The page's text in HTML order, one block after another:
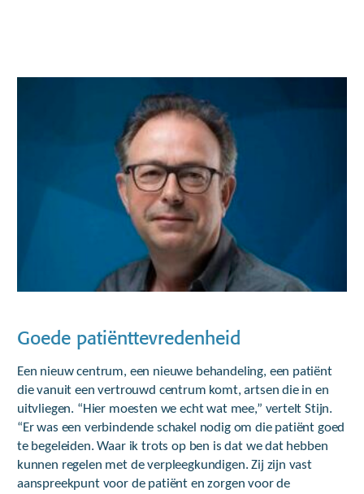
Goede patiënttevredenheid
Een nieuw centrum, een nieuwe behandeling, een patiënt
die vanuit een vertrouwd centrum komt, artsen die in en
uitvliegen. “Hier moesten we echt wat mee,” vertelt Stijn.
“Er was een verbindende schakel nodig om die patiënt goed
te begeleiden. Waar ik trots op ben is dat we dat hebben
kunnen regelen met de verpleegkundigen. Zij zijn vast
aanspreekpunt voor de patiënt en zorgen voor de